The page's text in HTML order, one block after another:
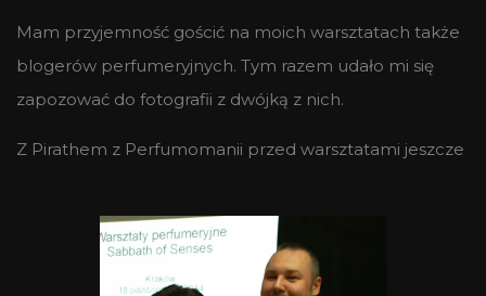
Mam przyjemność gościć na moich warsztatach także
blogerów perfumeryjnych. Tym razem udało mi się
zapozować do fotografii z dwójką z nich.
Z Pirathem z Perfumomanii przed warsztatami jeszcze